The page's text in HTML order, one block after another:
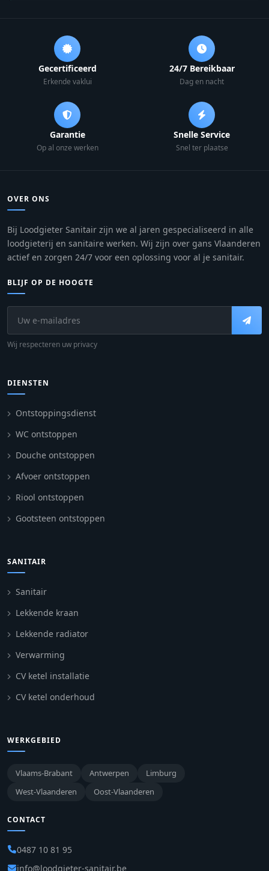
Gecertificeerd
Erkende vaklui
24/7 Bereikbaar
Dag en nacht
Garantie
Op al onze werken
Snelle Service
Snel ter plaatse
OVER ONS
Bij Loodgieter Sanitair zijn we al jaren gespecialiseerd in alle
loodgieterij en sanitaire werken. Wij zijn over gans Vlaanderen
actief en zorgen 24/7 voor een oplossing voor al je sanitair.
BLIJF OP DE HOOGTE
Wij respecteren uw privacy
DIENSTEN
Ontstoppingsdienst
WC ontstoppen
Douche ontstoppen
Afvoer ontstoppen
Riool ontstoppen
Gootsteen ontstoppen
SANITAIR
Sanitair
Lekkende kraan
Lekkende radiator
Verwarming
CV ketel installatie
CV ketel onderhoud
WERKGEBIED
Vlaams-Brabant Antwerpen
Limburg
West-Vlaanderen
Oost-Vlaanderen
CONTACT
0487 10 81 95
info@loodgieter-sanitair.be